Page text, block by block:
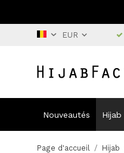
Nouveautés Hijab
Page d'accueil / Hijab